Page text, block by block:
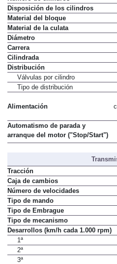
Disposición de los cilindros
Material del bloque
Material de la culata
Diámetro
Carrera
Cilindrada
Distribución
Válvulas por cilindro
Tipo de distribución
Alimentación
Automatismo de parada y
arranque del motor ("Stop/Start")
Tracción
Caja de cambios
Número de velocidades
Tipo de mando
Tipo de Embrague
Tipo de mecanismo
Desarrollos (km/h cada 1.000 rpm)
1ª
2ª
3ª